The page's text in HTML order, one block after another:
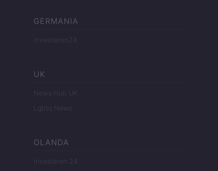
GERMANIA
Investieren24
UK
News Hub UK
Lgbtq News
OLANDA
Investeren 24